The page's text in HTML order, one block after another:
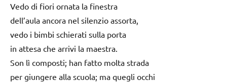
Vedo di fiori ornata la finestra
dell’aula ancora nel silenzio assorta,
vedo i bimbi schierati sulla porta
in attesa che arrivi la maestra.
Son lì composti; han fatto molta strada
per giungere alla scuola; ma quegli occhi